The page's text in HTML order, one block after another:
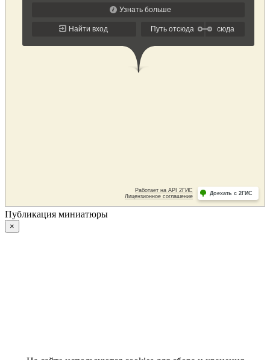
Публикация миниатюры
×